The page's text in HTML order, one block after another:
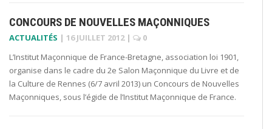
CONCOURS DE NOUVELLES MAÇONNIQUES
ACTUALITÉS | 16 JUILLET 2012 |
0
L’Institut Maçonnique de France-Bretagne, association loi 1901,
organise dans le cadre du 2e Salon Maçonnique du Livre et de
la Culture de Rennes (6/7 avril 2013) un Concours de Nouvelles
Maçonniques, sous l’égide de l’Institut Maçonnique de France.